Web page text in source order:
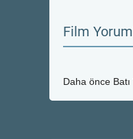
Film
Daha önce